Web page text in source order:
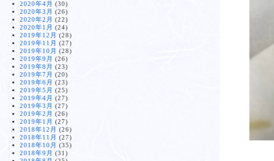
2020年4月 (30)
2020年3月 (26)
2020年2月 (22)
2020年1月 (24)
2019年12月 (28)
2019年11月 (27)
2019年10月 (28)
2019年9月 (26)
2019年8月 (23)
2019年7月 (20)
2019年6月 (23)
2019年5月 (25)
2019年4月 (27)
2019年3月 (27)
2019年2月 (26)
2019年1月 (27)
2018年12月 (26)
2018年11月 (27)
2018年10月 (35)
2018年9月 (31)